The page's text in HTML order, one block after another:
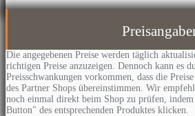
Die angegebenen Preise werden täglich
richtigen Preise anzuzeigen. Dennoch kann es
Preisschwankungen vorkommen, dass die
des Partner Shops übereinstimmen. Wir
noch einmal direkt beim Shop zu prüfen,
Button" des entsprechenden Produktes klicken.